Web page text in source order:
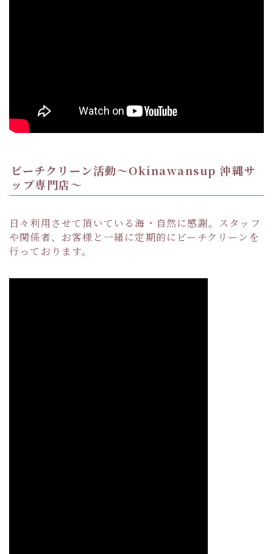
ビーチクリーン活動〜Okinawansup 沖縄サ
ップ専門店〜
日々利用させて頂いている海・自然に感謝。スタッフ
や関係者、お客様と一緒に定期的にビーチクリーンを
行っております。